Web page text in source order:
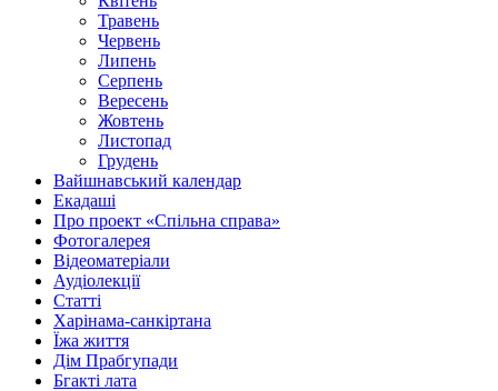
Травень
Червень
Липень
Серпень
Вересень
Жовтень
Листопад
Грудень
Вайшнавський календар
Екадаші
Про проект «Спільна справа»
Фотогалерея
Відеоматеріали
Аудіолекції
Статті
Харінама-санкіртана
Їжа життя
Дім Прабгупади
Бгакті лата